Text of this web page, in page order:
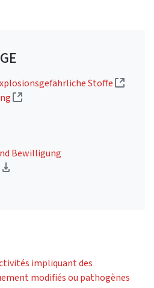
Stoffe
(External link)
Bewilligung
impliquant des
modifiés ou pathogènes